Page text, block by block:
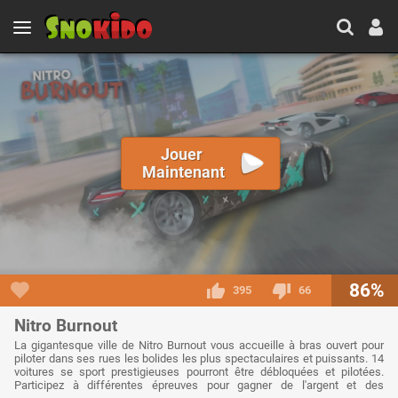
Jouer
Maintenant
395 66 86%
Nitro Burnout
La gigantesque ville de Nitro Burnout vous accueille à bras ouvert pour
piloter dans ses rues les bolides les plus spectaculaires et puissants. 14
voitures se sport prestigieuses pourront être débloquées et pilotées.
Participez à différentes épreuves pour gagner de l'argent et des